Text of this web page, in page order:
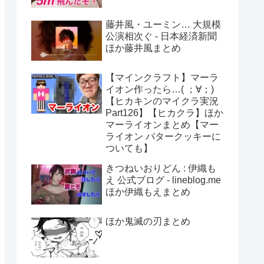
藤井風・ユーミン… 大規模
公演相次ぐ - 日本経済新聞
ほか藤井風まとめ
【マインクラフト】マーラ
イオン作ったら…( ；∀；)
【ヒカキンのマイクラ実況
Part126】【ヒカクラ】ほか
マーライオンまとめ【マー
ライオン バタークッキーに
ついても】
きつねいおりどん : 伊織も
え 公式ブログ - lineblog.me
ほか伊織もえまとめ
ほか鬼滅の刃まとめ